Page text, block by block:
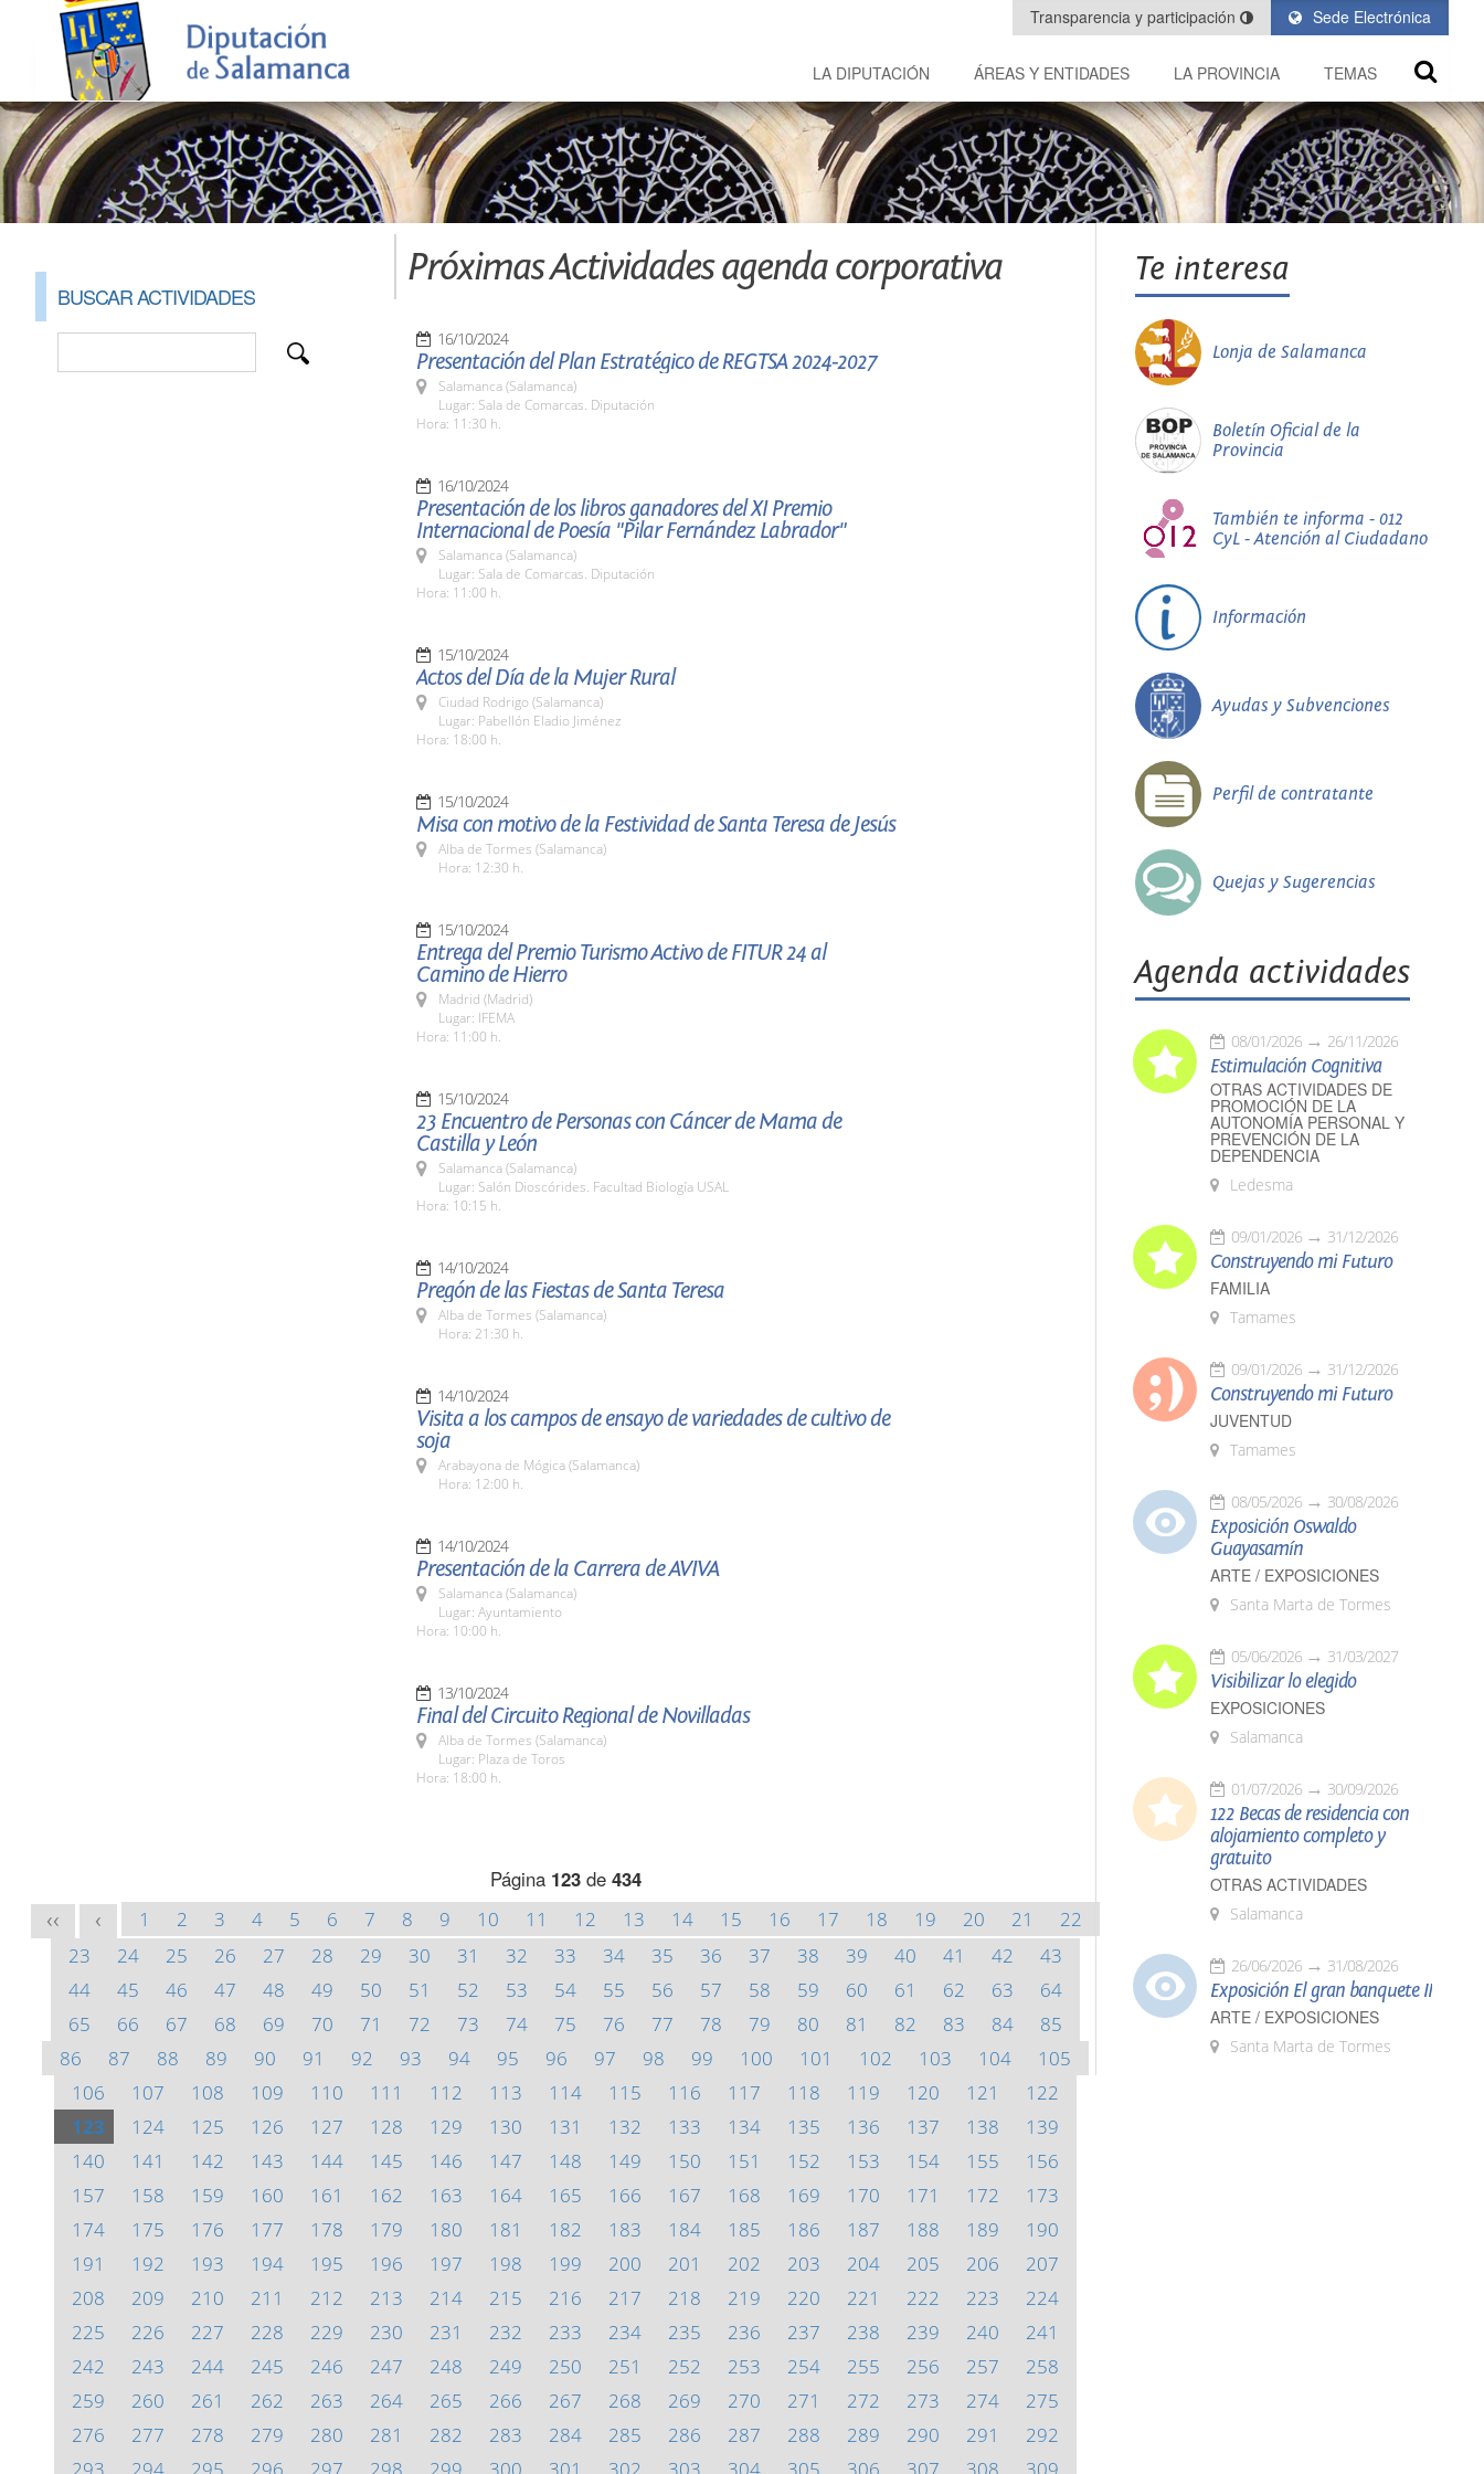
Sede Electrónica
Transparencia y participación
LA DIPUTACIÓN ÁREAS Y ENTIDADES LA PROVINCIA TEMAS
BUSCAR ACTIVIDADES
Próximas Actividades agenda corporativa
16/10/2024
Presentación del Plan Estratégico de REGTSA 2024-2027
Salamanca (Salamanca)
Lugar: Sala de Comarcas. Diputación
Hora: 11:30 h.
16/10/2024
Presentación de los libros ganadores del XI Premio
Internacional de Poesía "Pilar Fernández Labrador"
Salamanca (Salamanca)
Lugar: Sala de Comarcas. Diputación
Hora: 11:00 h.
15/10/2024
Actos del Día de la Mujer Rural
Ciudad Rodrigo (Salamanca)
Lugar: Pabellón Eladio Jiménez
Hora: 18:00 h.
15/10/2024
Misa con motivo de la Festividad de Santa Teresa de Jesús
Alba de Tormes (Salamanca)
Hora: 12:30 h.
15/10/2024
Entrega del Premio Turismo Activo de FITUR 24 al
Camino de Hierro
Madrid (Madrid)
Lugar: IFEMA
Hora: 11:00 h.
15/10/2024
23 Encuentro de Personas con Cáncer de Mama de
Castilla y León
Salamanca (Salamanca)
Lugar: Salón Dioscórides. Facultad Biología USAL
Hora: 10:15 h.
14/10/2024
Pregón de las Fiestas de Santa Teresa
Alba de Tormes (Salamanca)
Hora: 21:30 h.
14/10/2024
Visita a los campos de ensayo de variedades de cultivo de
soja
Arabayona de Mógica (Salamanca)
Hora: 12:00 h.
14/10/2024
Presentación de la Carrera de AVIVA
Salamanca (Salamanca)
Lugar: Ayuntamiento
Hora: 10:00 h.
13/10/2024
Final del Circuito Regional de Novilladas
Alba de Tormes (Salamanca)
Lugar: Plaza de Toros
Hora: 18:00 h.
Página 123de 434
<< < 1 2 3 4 5 6 7 8 9 10 11 12 13 14 15 16 17 18 19 20 21
22
23
24 25 26 27 28 29 30 31 32 33 34 35 36 37 38 39 40 41 42
43
44
45 46 47 48 49 50 51 52 53 54 55 56 57 58 59 60 61 62 63
64
65
66 67 68 69 70 71 72 73 74 75 76 77 78 79 80 81 82 83 84
85
86
87 88 89 90 91 92 93 94 95 96 97 98 99 100 101 102 103 104
105
106
107 108 109 110 111 112 113 114 115 116 117 118 119 120 121
122
123
124 125 126 127 128 129 130 131 132 133 134 135 136 137 138
139
140
141 142 143 144 145 146 147 148 149 150 151 152 153 154 155
156
157
158 159 160 161 162 163 164 165 166 167 168 169 170 171 172
173
174
175 176 177 178 179 180 181 182 183 184 185 186 187 188 189
190
191
192 193 194 195 196 197 198 199 200 201 202 203 204 205 206
207
208
209 210 211 212 213 214 215 216 217 218 219 220 221 222 223
224
225
226 227 228 229 230 231 232 233 234 235 236 237 238 239 240
241
242
243 244 245 246 247 248 249 250 251 252 253 254 255 256 257
258
259
260 261 262 263 264 265 266 267 268 269 270 271 272 273 274
275
276
277 278 279 280 281 282 283 284 285 286 287 288 289 290 291
292
Te interesa
Lonja de Salamanca
Boletín Oficial de la
Provincia
También te informa - 012
CyL - Atención al Ciudadano
Información
Ayudas y Subvenciones
Perfil de contratante
Quejas y Sugerencias
Agenda actividades
08/01/2026 26/11/2026
Estimulación Cognitiva
OTRAS ACTIVIDADES DE
PROMOCIÓN DE LA
AUTONOMÍA PERSONAL Y
PREVENCIÓN DE LA
DEPENDENCIA
Ledesma
09/01/2026 31/12/2026
Construyendo mi Futuro
FAMILIA
Tamames
09/01/2026 31/12/2026
Construyendo mi Futuro
JUVENTUD
Tamames
08/05/2026 30/08/2026
Exposición Oswaldo
Guayasamín
ARTE / EXPOSICIONES
Santa Marta de Tormes
05/06/2026 31/03/2027
Visibilizar lo elegido
EXPOSICIONES
Salamanca
01/07/2026 30/09/2026
122 Becas de residencia con
alojamiento completo y
gratuito
OTRAS ACTIVIDADES
Salamanca
26/06/2026 31/08/2026
Exposición El gran banquete II
ARTE / EXPOSICIONES
Santa Marta de Tormes